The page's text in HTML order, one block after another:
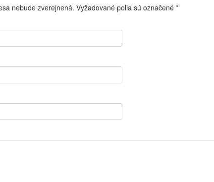
nebude zverejnená. Vyžadované polia sú označené *